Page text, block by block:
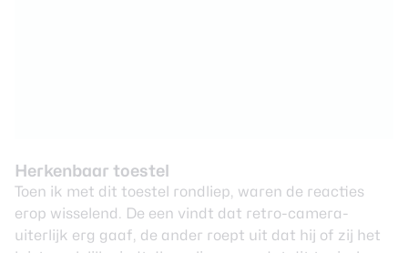
Herkenbaar toestel
Toen ik met dit toestel rondliep, waren de reacties
erop wisselend. De een vindt dat retro-camera-
uiterlijk erg gaaf, de ander roept uit dat hij of zij het